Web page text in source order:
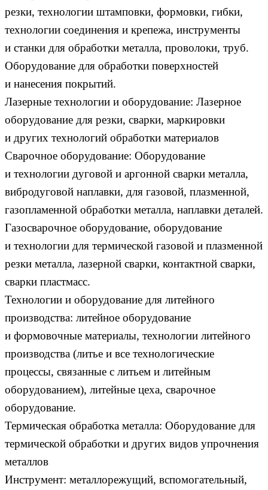
резки, технологии штамповки, формовки, гибки,
технологии соединения и крепежа, инструменты
и станки для обработки металла, проволоки, труб.
Оборудование для обработки поверхностей
и нанесения покрытий.
Лазерные технологии и оборудование: Лазерное
оборудование для резки, сварки, маркировки
и других технологий обработки материалов
Сварочное оборудование: Оборудование
и технологии дуговой и аргонной сварки металла,
вибродуговой наплавки, для газовой, плазменной,
газопламенной обработки металла, наплавки деталей.
Газосварочное оборудование, оборудование
и технологии для термической газовой и плазменной
резки металла, лазерной сварки, контактной сварки,
сварки пластмасс.
Технологии и оборудование для литейного
производства: литейное оборудование
и формовочные материалы, технологии литейного
производства (литье и все технологические
процессы, связанные с литьем и литейным
оборудованием), литейные цеха, сварочное
оборудование.
Термическая обработка металла: Оборудование для
термической обработки и других видов упрочнения
металлов
Инструмент: металлорежущий, вспомогательный,